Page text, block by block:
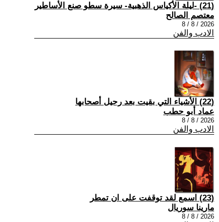
(21) -ليلة الأكياس الذهبية- سيرة سطو صنع الأساطير
معتصم الصالح
2026 / 8 / 8
الادب والفن
(22) الأشياء التي بقيت بعد رحيل أصحابها
عماد أبو حطب
2026 / 8 / 8
الادب والفن
(23) اسمع لقد توقفت على ان تمطر
مارينا سوريال
2026 / 8 / 8